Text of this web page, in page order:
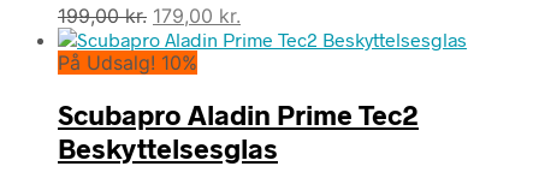
199,00kr. Den
oprindelige
pris
199,00 kr..
179,00 kr.
aktuelle
179,00 kr..
På Udsalg! 10%
Scubapro Aladin Prime Tec2
Beskyttelsesglas